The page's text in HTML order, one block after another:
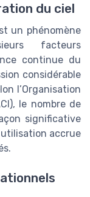
du ciel
un phénomène
facteurs
continue du
considérable
l’Organisation
le nombre de
significative
accrue